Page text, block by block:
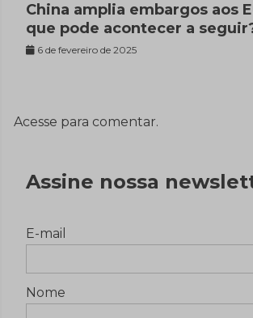
China amplia embargos aos
que pode acontecer a
6 de fevereiro de 2025
Acesse para comentar.
Assine nossa
E-mail
Nome